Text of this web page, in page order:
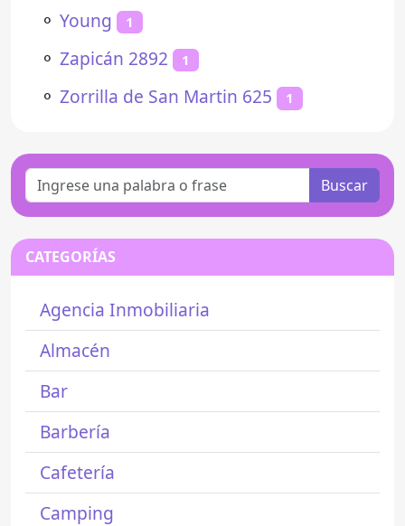
⚬ Young 1
⚬ Zapicán 2892 1
⚬ Zorrilla de San Martin 625 1
Buscar
CATEGORÍAS
Agencia Inmobiliaria
Almacén
Bar
Barbería
Cafetería
Camping